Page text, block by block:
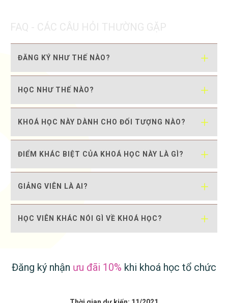
FAQ - CÁC CÂU HỎI THƯỜNG GẶP
ĐĂNG KÝ NHƯ THẾ NÀO?
HỌC NHƯ THẾ NÀO?
KHOÁ HỌC NÀY DÀNH CHO ĐỐI TƯỢNG NÀO?
ĐIỂM KHÁC BIỆT CỦA KHOÁ HỌC NÀY LÀ GÌ?
GIẢNG VIÊN LÀ AI?
HỌC VIÊN KHÁC NÓI GÌ VỀ KHOÁ HỌC?
Đăng ký nhận ưu đãi 10% khi khoá học tổ chức